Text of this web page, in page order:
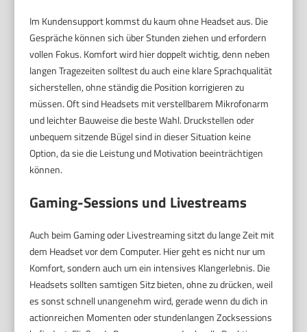
Im Kundensupport kommst du kaum ohne Headset aus. Die
Gespräche können sich über Stunden ziehen und erfordern
vollen Fokus. Komfort wird hier doppelt wichtig, denn neben
langen Tragezeiten solltest du auch eine klare Sprachqualität
sicherstellen, ohne ständig die Position korrigieren zu
müssen. Oft sind Headsets mit verstellbarem Mikrofonarm
und leichter Bauweise die beste Wahl. Druckstellen oder
unbequem sitzende Bügel sind in dieser Situation keine
Option, da sie die Leistung und Motivation beeinträchtigen
können.
Gaming-Sessions und Livestreams
Auch beim Gaming oder Livestreaming sitzt du lange Zeit mit
dem Headset vor dem Computer. Hier geht es nicht nur um
Komfort, sondern auch um ein intensives Klangerlebnis. Die
Headsets sollten samtigen Sitz bieten, ohne zu drücken, weil
es sonst schnell unangenehm wird, gerade wenn du dich in
actionreichen Momenten oder stundenlangen Zocksessions